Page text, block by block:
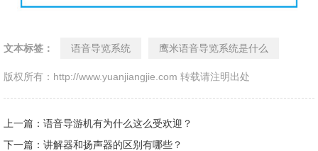
文本标签： 语音导览系统 鹰米语音导览系统是什么
版权所有：http://www.yuanjiangjie.com 转载请注明出处
上一篇：语音导游机有为什么这么受欢迎？
下一篇：讲解器和扬声器的区别有哪些？